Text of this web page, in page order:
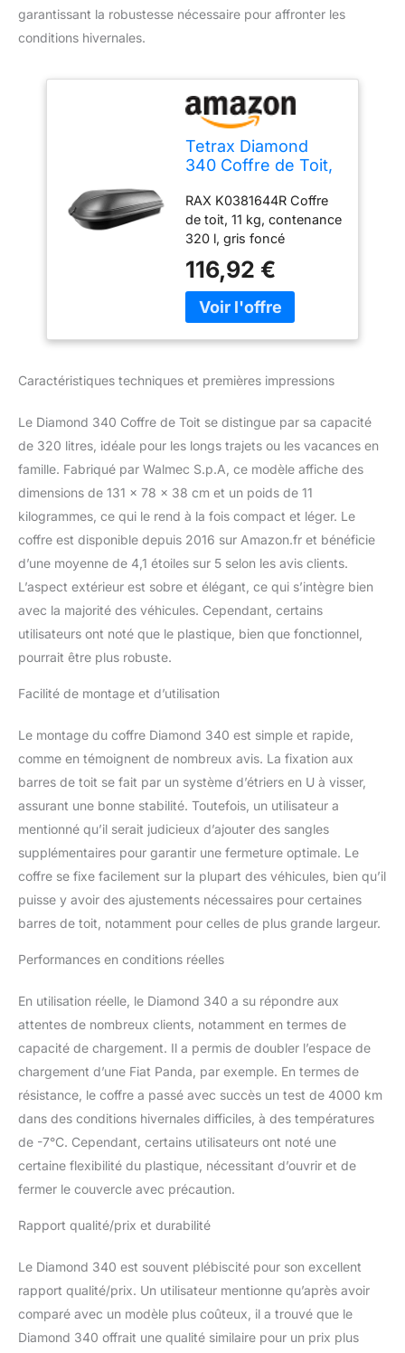
garantissant la robustesse nécessaire pour affronter les
conditions hivernales.
Tetrax Diamond
340 Coffre de Toit,
Noir
RAX K0381644R Coffre
de toit, 11 kg, contenance
320 l, gris foncé
116,92 €
Caractéristiques techniques et premières impressions
Le Diamond 340 Coffre de Toit se distingue par sa capacité
de 320 litres, idéale pour les longs trajets ou les vacances en
famille. Fabriqué par Walmec S.p.A, ce modèle affiche des
dimensions de 131 x 78 x 38 cm et un poids de 11
kilogrammes, ce qui le rend à la fois compact et léger. Le
coffre est disponible depuis 2016 sur Amazon.fr et bénéficie
d’une moyenne de 4,1 étoiles sur 5 selon les avis clients.
L’aspect extérieur est sobre et élégant, ce qui s’intègre bien
avec la majorité des véhicules. Cependant, certains
utilisateurs ont noté que le plastique, bien que fonctionnel,
pourrait être plus robuste.
Facilité de montage et d’utilisation
Le montage du coffre Diamond 340 est simple et rapide,
comme en témoignent de nombreux avis. La fixation aux
barres de toit se fait par un système d’étriers en U à visser,
assurant une bonne stabilité. Toutefois, un utilisateur a
mentionné qu’il serait judicieux d’ajouter des sangles
supplémentaires pour garantir une fermeture optimale. Le
coffre se fixe facilement sur la plupart des véhicules, bien qu’il
puisse y avoir des ajustements nécessaires pour certaines
barres de toit, notamment pour celles de plus grande largeur.
Performances en conditions réelles
En utilisation réelle, le Diamond 340 a su répondre aux
attentes de nombreux clients, notamment en termes de
capacité de chargement. Il a permis de doubler l’espace de
chargement d’une Fiat Panda, par exemple. En termes de
résistance, le coffre a passé avec succès un test de 4000 km
dans des conditions hivernales difficiles, à des températures
de -7°C. Cependant, certains utilisateurs ont noté une
certaine flexibilité du plastique, nécessitant d’ouvrir et de
fermer le couvercle avec précaution.
Rapport qualité/prix et durabilité
Le Diamond 340 est souvent plébiscité pour son excellent
rapport qualité/prix. Un utilisateur mentionne qu’après avoir
comparé avec un modèle plus coûteux, il a trouvé que le
Diamond 340 offrait une qualité similaire pour un prix plus